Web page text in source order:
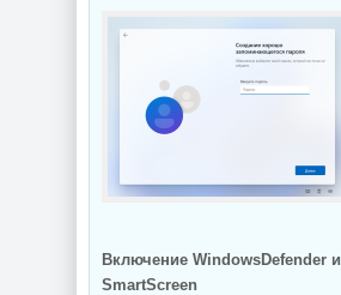
Включение WindowsDefender и
SmartScreen